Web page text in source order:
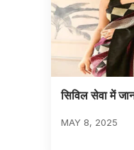
सिविल सेवा में
MAY 8, 2025